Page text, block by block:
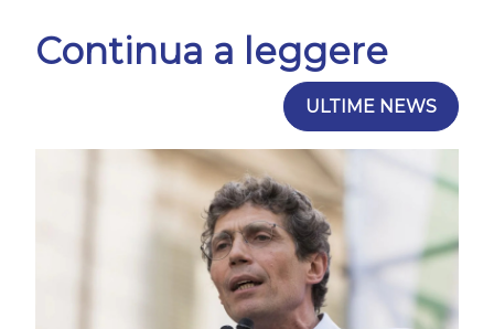
Continua a leggere
ULTIME NEWS